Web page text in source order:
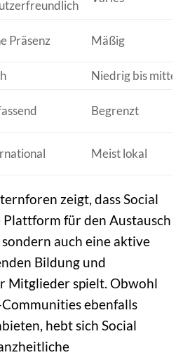
Präsenz Mäßig
Niedrig bis mittel
Begrenzt
Meist lokal
zeigt, dass Social
für den Austausch
auch eine aktive
Bildung und
Mitglieder spielt. Obwohl
ebenfalls
hebt sich Social